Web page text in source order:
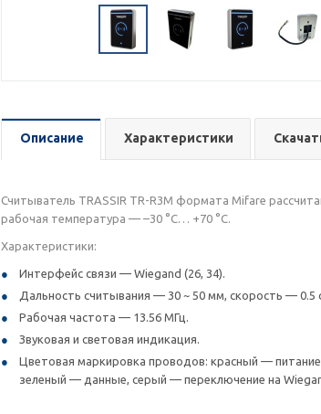
Описание Характеристики
Считыватель TRASSIR TR-R3M формата Mifare
рабочая температура — –30 °C… +70 °C.
Характеристики:
Интерфейс связи — Wiegand (26, 34).
Дальность считывания — 30 ~ 50 мм, скорость — 0.5
Рабочая частота — 13.56 МГц.
Звуковая и световая индикация.
Цветовая маркировка проводов: красный —
зеленый — данные, серый — переключение на